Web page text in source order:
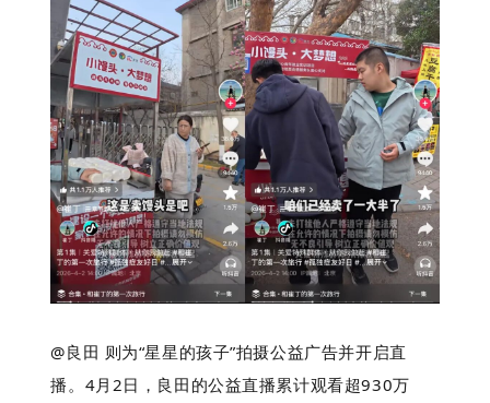
@良田 则为“星星的孩子”拍摄公益广告并开启直
播。4月2日，良田的公益直播累计观看超930万